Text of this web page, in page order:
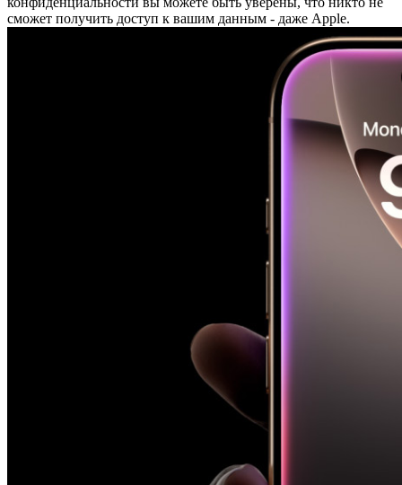
сможет получить доступ к вашим данным - даже Apple.